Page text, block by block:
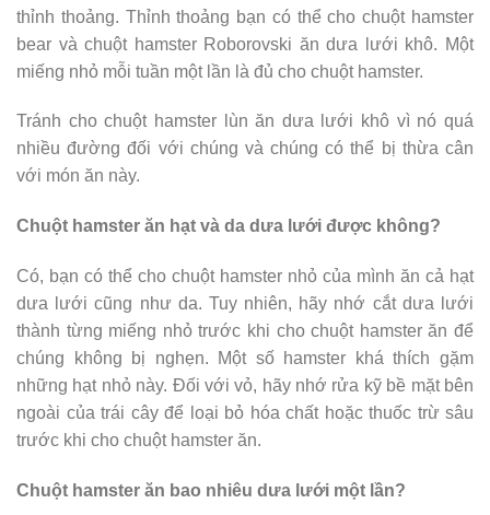
thỉnh thoảng. Thỉnh thoảng bạn có thể cho chuột hamster
bear và chuột hamster Roborovski ăn dưa lưới khô. Một
miếng nhỏ mỗi tuần một lần là đủ cho chuột hamster.
Tránh cho chuột hamster lùn ăn dưa lưới khô vì nó quá
nhiều đường đối với chúng và chúng có thể bị thừa cân
với món ăn này.
Chuột hamster ăn hạt và da dưa lưới được không?
Có, bạn có thể cho chuột hamster nhỏ của mình ăn cả hạt
dưa lưới cũng như da. Tuy nhiên, hãy nhớ cắt dưa lưới
thành từng miếng nhỏ trước khi cho chuột hamster ăn để
chúng không bị nghẹn. Một số hamster khá thích gặm
những hạt nhỏ này. Đối với vỏ, hãy nhớ rửa kỹ bề mặt bên
ngoài của trái cây để loại bỏ hóa chất hoặc thuốc trừ sâu
trước khi cho chuột hamster ăn.
Chuột hamster ăn bao nhiêu dưa lưới một lần?